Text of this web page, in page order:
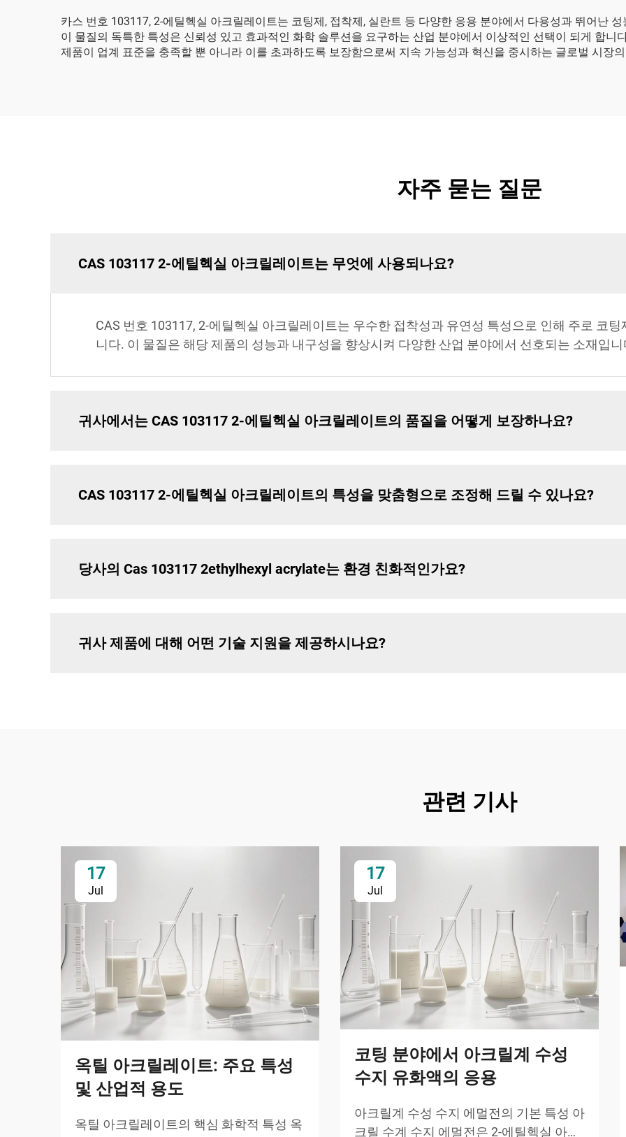
카스 번호 103117, 2-에틸헥실 아크릴레이트는 코팅제, 접착제, 실란트 등 다양한 응용 분야에서 다용성과 뛰어난
이 물질의 독특한 특성은 신뢰성 있고 효과적인 화학 솔루션을 요구하는 산업 분야에서 이상적인 선택이 되게 합니
제품이 업계 표준을 충족할 뿐 아니라 이를 초과하도록 보장함으로써 지속 가능성과 혁신을 중시하는 글로벌 시장
자주 묻는 질문
CAS 103117 2-에틸헥실 아크릴레이트는 무엇에 사용되나요?
CAS 번호 103117, 2-에틸헥실 아크릴레이트는 우수한 접착성과 유연성 특성으로 인해 주로 코
니다. 이 물질은 해당 제품의 성능과 내구성을 향상시켜 다양한 산업 분야에서 선호되는 소재입
귀사에서는 CAS 103117 2-에틸헥실 아크릴레이트의 품질을 어떻게 보장하나요?
CAS 103117 2-에틸헥실 아크릴레이트의 특성을 맞춤형으로 조정해 드릴 수 있나요?
당사의 Cas 103117 2ethylhexyl acrylate는 환경 친화적인가요?
귀사 제품에 대해 어떤 기술 지원을 제공하시나요?
관련 기사
17
Jul
옥틸 아크릴레이트: 주요 특성
및 산업적 용도
옥틸 아크릴레이트의 핵심 화학적 특성 옥
17
Jul
코팅 분야에서 아크릴계 수성
수지 유화액의 응용
아크릴계 수성 수지 에멀전의 기본 특성 아
크릴 수계 수지 에멀전은 2-에틸헥실 아크